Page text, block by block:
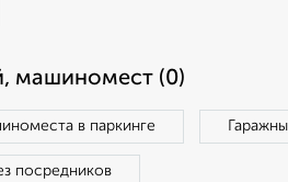
машиномест (0)
в паркинге
посредников